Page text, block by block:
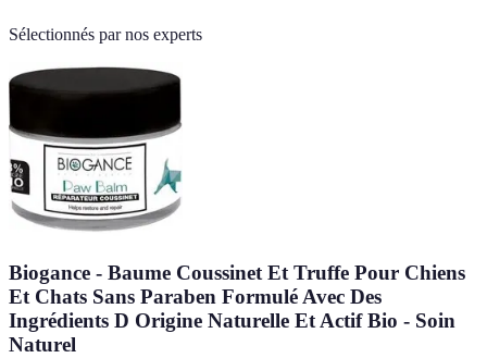
Sélectionnés par nos experts
Biogance - Baume Coussinet Et Truffe Pour Chiens
Et Chats Sans Paraben Formulé Avec Des
Ingrédients D Origine Naturelle Et Actif Bio - Soin
Naturel